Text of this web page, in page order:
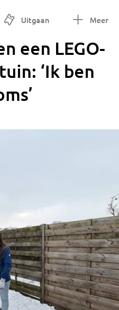
Uitgaan Meer
een LEGO-
‘Ik ben